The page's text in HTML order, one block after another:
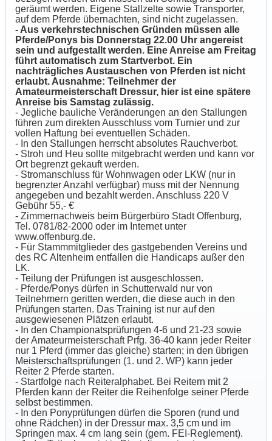
geräumt werden. Eigene Stallzelte sowie Transporter,
auf dem Pferde übernachten, sind nicht zugelassen.
- Aus verkehrstechnischen Gründen müssen alle
Pferde/Ponys bis Donnerstag 22.00 Uhr angereist
sein und aufgestallt werden. Eine Anreise am Freitag
führt automatisch zum Startverbot. Ein
nachträgliches Austauschen von Pferden ist nicht
erlaubt. Ausnahme: Teilnehmer der
Amateurmeisterschaft Dressur, hier ist eine spätere
Anreise bis Samstag zulässig.
- Jegliche bauliche Veränderungen an den Stallungen
führen zum direkten Ausschluss vom Turnier und zur
vollen Haftung bei eventuellen Schäden.
- In den Stallungen herrscht absolutes Rauchverbot.
- Stroh und Heu sollte mitgebracht werden und kann vor
Ort begrenzt gekauft werden.
- Stromanschluss für Wohnwagen oder LKW (nur in
begrenzter Anzahl verfügbar) muss mit der Nennung
angegeben und bezahlt werden. Anschluss 220 V
Gebühr 55,- €
- Zimmernachweis beim Bürgerbüro Stadt Offenburg,
Tel. 0781/82-2000 oder im Internet unter
www.offenburg.de.
- Für Stammmitglieder des gastgebenden Vereins und
des RC Altenheim entfallen die Handicaps außer den
LK.
- Teilung der Prüfungen ist ausgeschlossen.
- Pferde/Ponys dürfen in Schutterwald nur von
Teilnehmern geritten werden, die diese auch in den
Prüfungen starten. Das Training ist nur auf den
ausgewiesenen Plätzen erlaubt.
- In den Championatsprüfungen 4-6 und 21-23 sowie
der Amateurmeisterschaft Prfg. 36-40 kann jeder Reiter
nur 1 Pferd (immer das gleiche) starten; in den übrigen
Meisterschaftsprüfungen (1. und 2. WP) kann jeder
Reiter 2 Pferde starten.
- Startfolge nach Reiteralphabet. Bei Reitern mit 2
Pferden kann der Reiter die Reihenfolge seiner Pferde
selbst bestimmen.
- In den Ponyprüfungen dürfen die Sporen (rund und
ohne Rädchen) in der Dressur max. 3,5 cm und im
Springen max. 4 cm lang sein (gem. FEI-Reglement).